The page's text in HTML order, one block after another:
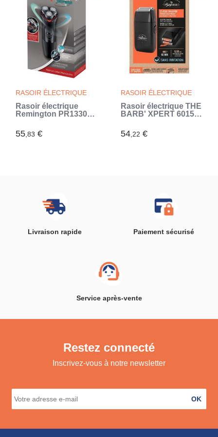
RASOIR ÉLECTRIQUE
Rasoir électrique
Remington PR1330
55,83 €
RASOIR ÉLECTRIQUE
Rasoir électrique THE
BARB' XPERT 6015 -
doubles - Lames
flexibles et moteur
54,22 €
Livraison rapide Paiement sécurisé
Service après-vente
Restez connecté
Inscrivez-vous à notre newsletter
OK